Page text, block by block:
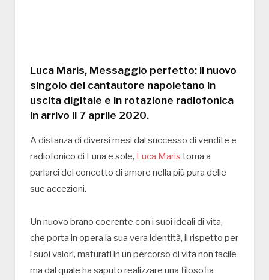
Luca Maris, Messaggio perfetto: il nuovo
singolo del cantautore napoletano in
uscita digitale e in rotazione radiofonica
in arrivo il 7 aprile 2020.
A distanza di diversi mesi dal successo di vendite e
radiofonico di Luna e sole, Luca Maris torna a
parlarci del concetto di amore nella più pura delle
sue accezioni.
Un nuovo brano coerente con i suoi ideali di vita,
che porta in opera la sua vera identità, il rispetto per
i suoi valori, maturati in un percorso di vita non facile
ma dal quale ha saputo realizzare una filosofia